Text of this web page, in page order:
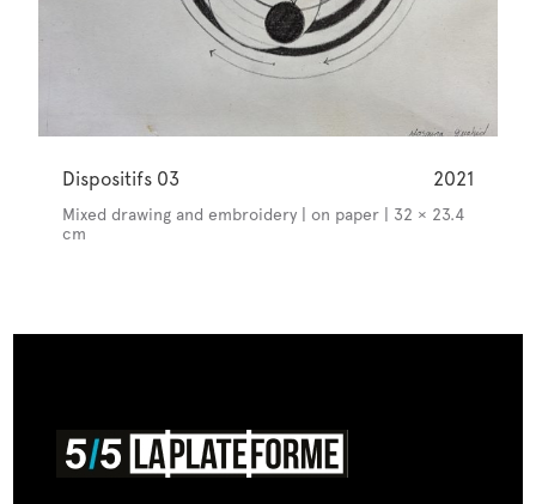
Dispositifs 03 2021
Mixed drawing and embroidery | on paper | 32 × 23.4
cm